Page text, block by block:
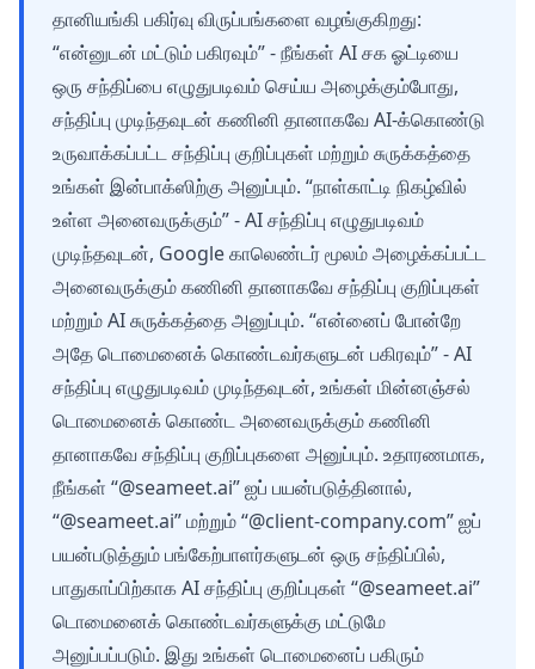
தானியங்கி பகிர்வு விருப்பங்களை வழங்குகிறது:
“என்னுடன் மட்டும் பகிரவும்” - நீங்கள் AI சக ஓட்டியை
ஒரு சந்திப்பை எழுதுபடிவம் செய்ய அழைக்கும்போது,
சந்திப்பு முடிந்தவுடன் கணினி தானாகவே AI-க்கொண்டு
உருவாக்கப்பட்ட சந்திப்பு குறிப்புகள் மற்றும் சுருக்கத்தை
உங்கள் இன்பாக்ஸிற்கு அனுப்பும். “நாள்காட்டி நிகழ்வில்
உள்ள அனைவருக்கும்” - AI சந்திப்பு எழுதுபடிவம்
முடிந்தவுடன், Google காலெண்டர் மூலம் அழைக்கப்பட்ட
அனைவருக்கும் கணினி தானாகவே சந்திப்பு குறிப்புகள்
மற்றும் AI சுருக்கத்தை அனுப்பும். “என்னைப் போன்றே
அதே டொமைனைக் கொண்டவர்களுடன் பகிரவும்” - AI
சந்திப்பு எழுதுபடிவம் முடிந்தவுடன், உங்கள் மின்னஞ்சல்
டொமைனைக் கொண்ட அனைவருக்கும் கணினி
தானாகவே சந்திப்பு குறிப்புகளை அனுப்பும். உதாரணமாக,
நீங்கள் “@seameet.ai” ஐப் பயன்படுத்தினால்,
“@seameet.ai” மற்றும் “@client-company.com” ஐப்
பயன்படுத்தும் பங்கேற்பாளர்களுடன் ஒரு சந்திப்பில்,
பாதுகாப்பிற்காக AI சந்திப்பு குறிப்புகள் “@seameet.ai”
டொமைனைக் கொண்டவர்களுக்கு மட்டுமே
அனுப்பப்படும். இது உங்கள் டொமைனைப் பகிரும்